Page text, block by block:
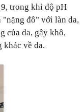
trong khi độ pH
"nặng đô" với làn da,
của da, gây khô,
khác về da.